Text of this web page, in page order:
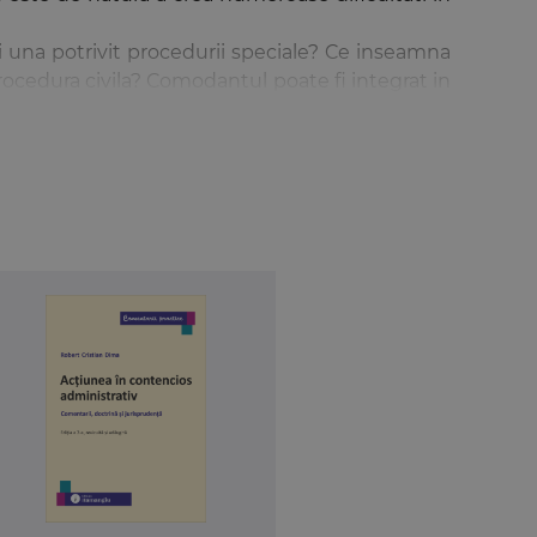
potrivit procedurii speciale? Ce inseamna
civila? Comodantul poate fi integrat in
sa le cuprinda cererea de evacuare? Este
a noului Cod de procedura civila, intrebari
drept, demers realizat din perspectiva unui
care prezinta, in ordine:
explicati de dispozitiile legale (Sectiunea a